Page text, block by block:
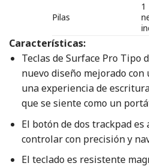
Pilas
1
Características:
Teclas de Surface Pro Tipo
nuevo diseño mejorado
una experiencia de
que se siente como un
El botón de dos trackpad
controlar con precisión y
El teclado es resistente